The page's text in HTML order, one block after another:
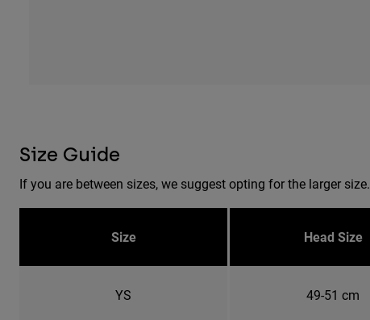
Size Guide
If you are between sizes, we suggest opting for the larger size.
Size Head Size
YS 49-51 cm